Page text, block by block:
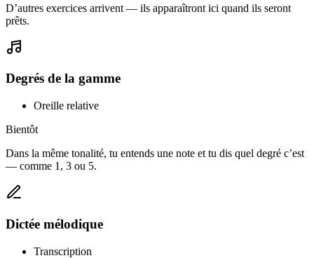
D’autres exercices arrivent — ils apparaîtront ici quand ils seront
prêts.
Degrés de la gamme
Oreille relative
Bientôt
Dans la même tonalité, tu entends une note et tu dis quel degré c’est
— comme 1, 3 ou 5.
Dictée mélodique
Transcription